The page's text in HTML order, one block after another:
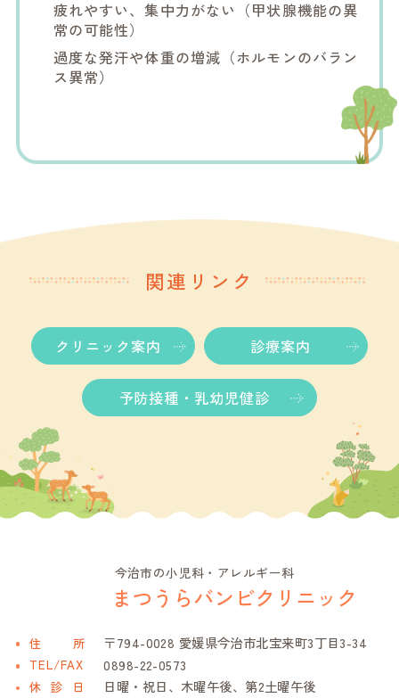
疲れやすい、集中力がない（甲状腺機能の異
常の可能性）
過度な発汗や体重の増減（ホルモンのバラン
ス異常）
関連リンク
クリニック案内 診療案内
予防接種・乳幼児健診
今治市の小児科・アレルギー科
まつうらバンビクリニック
住 所 〒794-0028 愛媛県今治市北宝来町3丁目3-34
TEL/FAX 0898-22-0573
休診 日 日曜・祝日、木曜午後、第2土曜午後